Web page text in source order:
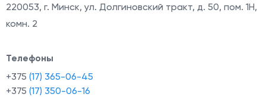
220053, г. Минск, ул. Долгиновский тракт, д. 50, пом. 1Н,
комн. 2
Телефоны
+375 (17) 365-06-45
+375 (17) 350-06-16